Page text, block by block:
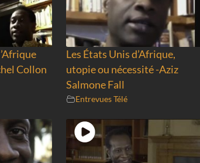
Collon
Les États Unis d’Afrique,
utopie ou nécessité -Aziz
Salmone Fall
Entrevues Télé